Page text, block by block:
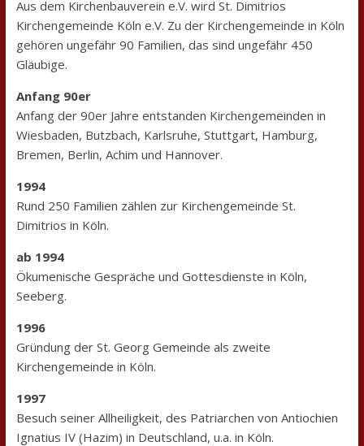
Aus dem Kirchenbauverein e.V. wird St. Dimitrios
Kirchengemeinde Köln e.V. Zu der Kirchengemeinde in Köln
gehören ungefähr 90 Familien, das sind ungefähr 450
Gläubige.
Anfang 90er
Anfang der 90er Jahre entstanden Kirchengemeinden in
Wiesbaden, Butzbach, Karlsruhe, Stuttgart, Hamburg,
Bremen, Berlin, Achim und Hannover.
1994
Rund 250 Familien zählen zur Kirchengemeinde St.
Dimitrios in Köln.
ab 1994
Ökumenische Gespräche und Gottesdienste in Köln,
Seeberg.
1996
Gründung der St. Georg Gemeinde als zweite
Kirchengemeinde in Köln.
1997
Besuch seiner Allheiligkeit, des Patriarchen von Antiochien
Ignatius IV (Hazim) in Deutschland, u.a. in Köln.